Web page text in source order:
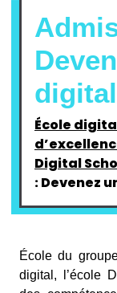
École
Digital
: Devenez
École du
digital, l’école